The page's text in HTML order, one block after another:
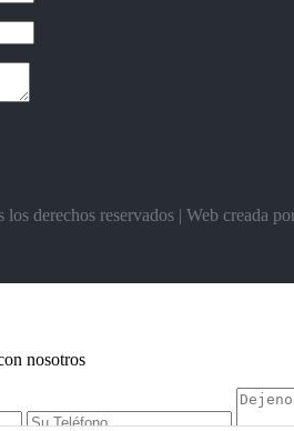
derechos reservados | Web creada
nosotros